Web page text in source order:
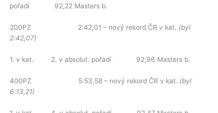
pořadí 92,22 Masters b.
200PZ 2:42,01 – nový rekord ČR v kat. (byl
2:42,07)
1. v kat. 2. v absolut. pořadí 92,96 Masters b.
400PZ 5:53,58 – nový rekord ČR v kat. (byl
6:13,21)